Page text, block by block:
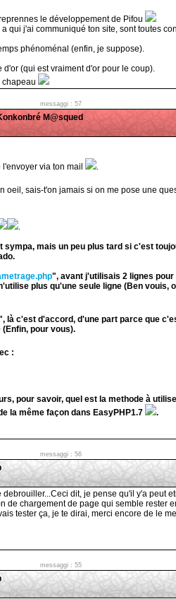
le développement de Pifou
qui j'ai communiqué ton site, sont toutes
phénoménal (enfin, je suppose).
d'or (qui est vraiment d'or pour le coup).
chapeau
messaggi : 57
M@squed
via ton mail .
oeil, sais-t'on jamais si on me pose une
.
sympa, mais un peu plus tard si c'est
", avant j'utilisais 2 lignes
plus qu'une seule ligne (Ben vouis,
là c'est d'accord, d'une part parce que
pour vous).
:
pour savoir, quel est la methode à
la même façon dans EasyPHP1.7
.
messaggi : 56
dit, je pense qu'il y'a peut
de chargement de page qui semble rester
tester ça, je te dirai, merci encore de le
messaggi : 55